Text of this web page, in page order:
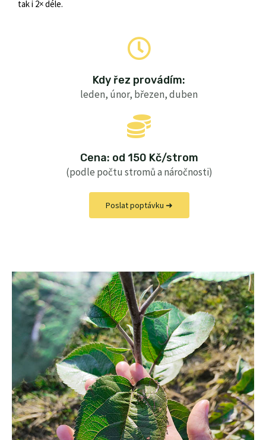
tak i 2× déle.
Kdy řez provádím:
leden, únor, březen, duben
Cena: od 150 Kč/strom
(podle počtu stromů a náročnosti)
Poslat poptávku ➜